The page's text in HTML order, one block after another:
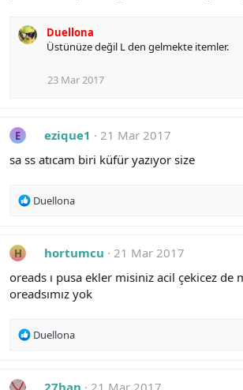
Duellona
Üstünüze değil L den gelmekte itemler.
23 Mar 2017
E ezique1
21 Mar 2017
sa ss atıcam biri küfür yazıyor size
R
o
n
Duellona
H hortumcu
21 Mar 2017
oreads ı pusa ekler misiniz acil çekicez de
oreadsımız yok
R
Duellona
27han 21 Mar 2017